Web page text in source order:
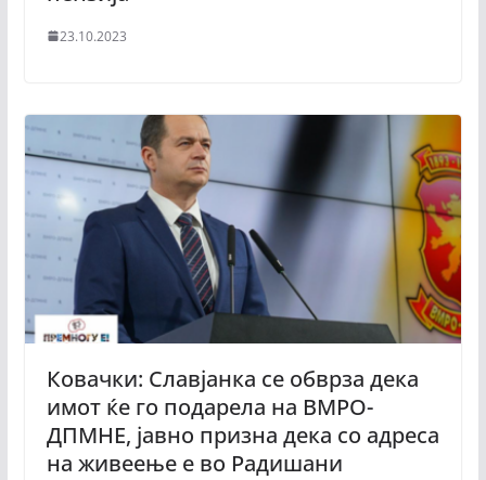
23.10.2023
Ковачки: Славјанка се обврза дека
имот ќе го подарела на ВМРО-
ДПМНЕ, јавно призна дека со адреса
на живеење е во Радишани